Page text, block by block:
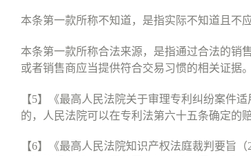
本条第一款所称不知道，是指实际不知道且不应
本条第一款所称合法来源，是指通过合法的销
或者销售商应当提供符合交易习惯的相关证据。
【5】《最高人民法院关于审理专利纠纷案件
的，人民法院可以在专利法第六十五条确定的
【6】《最高人民法院知识产权法庭裁判要旨（